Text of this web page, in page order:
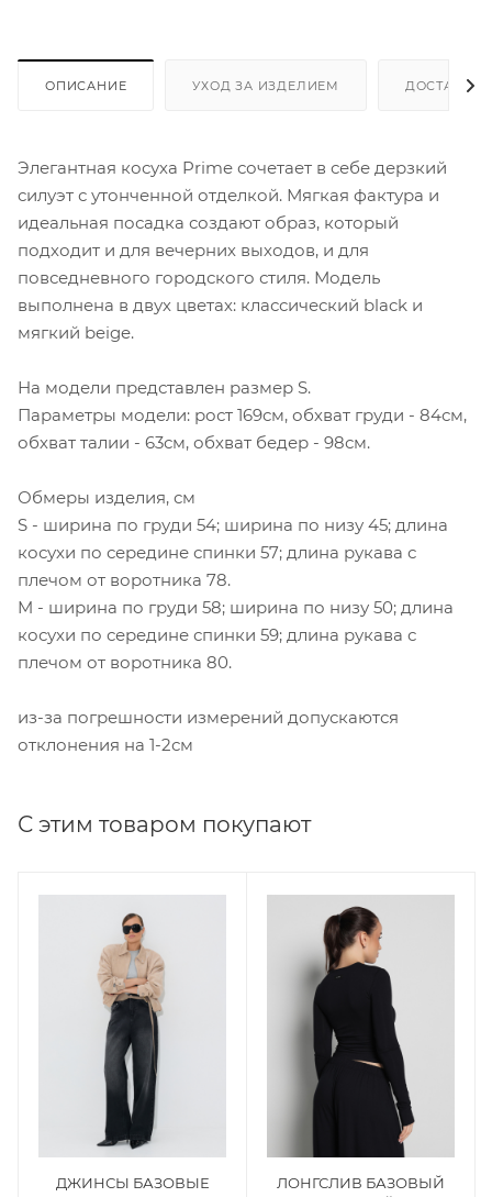
ОПИСАНИЕ УХОД ЗА ИЗДЕЛИЕМ ДОСТАВКА
Элегантная косуха Prime сочетает в себе дерзкий
силуэт с утонченной отделкой. Мягкая фактура и
идеальная посадка создают образ, который
подходит и для вечерних выходов, и для
повседневного городского стиля. Модель
выполнена в двух цветах: классический black и
мягкий beige.
На модели представлен размер S.
Параметры модели: рост 169см, обхват груди - 84см,
обхват талии - 63см, обхват бедер - 98см.
Обмеры изделия, см
S - ширина по груди 54; ширина по низу 45; длина
косухи по середине спинки 57; длина рукава с
плечом от воротника 78.
M - ширина по груди 58; ширина по низу 50; длина
косухи по середине спинки 59; длина рукава с
плечом от воротника 80.
из-за погрешности измерений допускаются
отклонения на 1-2см
С этим товаром покупают
ДЖИНСЫ БАЗОВЫЕ
ЛОНГСЛИВ БАЗОВЫЙ